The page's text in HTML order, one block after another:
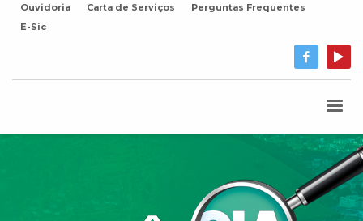
Ouvidoria Carta de Serviços
Perguntas Frequentes
E-Sic